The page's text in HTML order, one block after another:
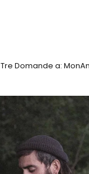
Tre Domande a: